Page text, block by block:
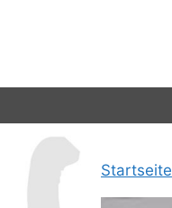
Startseite